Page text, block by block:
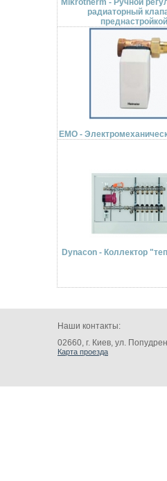
Mikrotherm - Ручной
радиаторный
EMO -
Dynacon - Коллектор
Наши контакты:
02660, г. Киев, ул.
Карта проезда